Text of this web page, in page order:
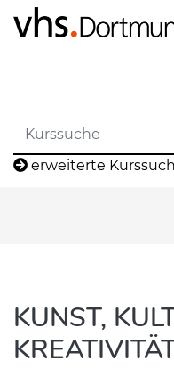
erweiterte
KUNST,